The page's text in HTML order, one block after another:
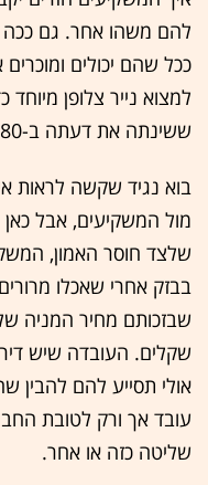
להם משהו אחר. גם ככה
ככל שהם יכולים
למצוא נייר צלופן
ששינתה את דעתה ב-180 מעלות.
בוא נגיד שקשה לראות
מול המשקיעים, אבל כאן
שלצד חוסר האמון,
בבזק אחרי שאכלו
שבזכותם מחיר המניה
שקלים. העובדה שיש
אולי תסייע להם להבין
עובד אך ורק לטובת
שליטה כזה או אחר.